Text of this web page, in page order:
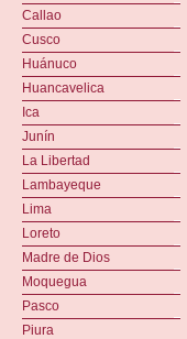
Callao
Cusco
Huánuco
Huancavelica
Ica
Junín
La Libertad
Lambayeque
Lima
Loreto
Madre de Dios
Moquegua
Pasco
Piura